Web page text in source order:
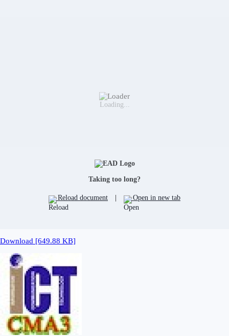
Loading...
Taking too long?
Reload document Open in new tab
Download [649.88 KB]